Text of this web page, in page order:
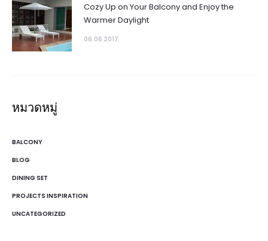
Cozy Up on Your Balcony and Enjoy the
Warmer Daylight
06.06 2017
หมวดหมู่
BALCONY
BLOG
DINING SET
PROJECTS INSPIRATION
UNCATEGORIZED